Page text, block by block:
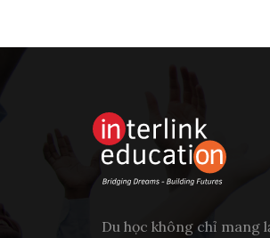
Du học không chỉ mang